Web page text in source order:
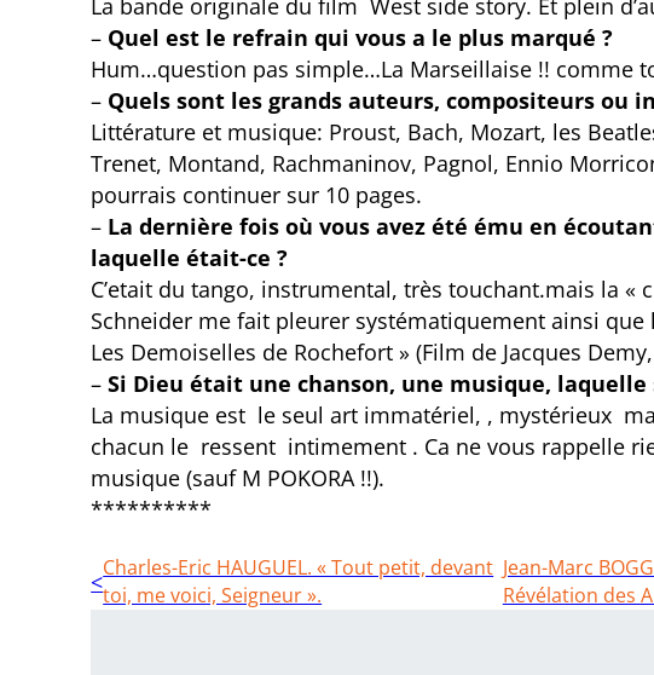
La bande originale du film West side story. Et plein
– Quel est le refrain qui vous a le plus marqué ?
Hum…question pas simple…La Marseillaise !! comme
– Quels sont les grands auteurs, compositeurs ou
Littérature et musique: Proust, Bach, Mozart, les
Trenet, Montand, Rachmaninov, Pagnol, Ennio
pourrais continuer sur 10 pages.
– La dernière fois où vous avez été ému en
laquelle était-ce ?
C’etait du tango, instrumental, très touchant.mais la «
Schneider me fait pleurer systématiquement ainsi
Les Demoiselles de Rochefort » (Film de Jacques
–Si Dieu était une chanson, une musique, laquelle
La musique est le seul art immatériel, , mystérieux
chacun le ressent intimement . Ca ne vous rappelle
musique (sauf M POKORA !!).
**********
Jean-Marc
Révélation des
Charles-Eric HAUGUEL. « Tout petit, devant
toi, me voici, Seigneur ».